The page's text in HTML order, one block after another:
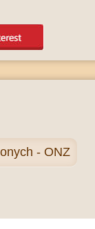
- ONZ